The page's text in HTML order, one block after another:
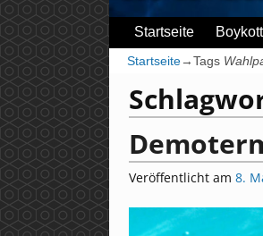
Startseite
Startseite→Tags
Veröffentlicht am 8.